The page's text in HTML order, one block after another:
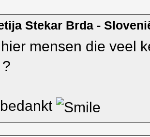
Stekar Brda -
mensen die veel